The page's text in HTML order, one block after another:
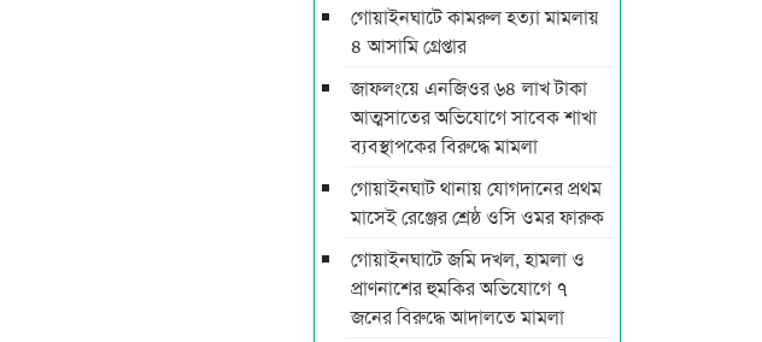
গোয়াইনঘাটে কামরুল হত্যা মামলায়
৪ আসামি গ্রেপ্তার
জাফলংয়ে এনজিওর ৬৪ লাখ টাকা
আত্মসাতের অভিযোগে সাবেক শাখা
ব্যবস্থাপকের বিরুদ্ধে মামলা
গোয়াইনঘাট থানায় যোগদানের প্রথম
মাসেই রেঞ্জের শ্রেষ্ঠ ওসি ওমর ফারুক
গোয়াইনঘাটে জমি দখল, হামলা ও
প্রাণনাশের হুমকির অভিযোগে ৭
জনের বিরুদ্ধে আদালতে মামলা